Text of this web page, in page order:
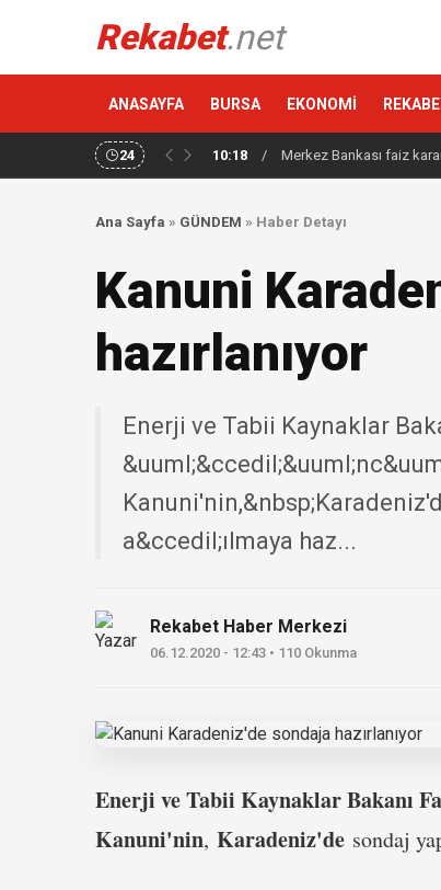
Rekabet.net
ANASAYFA BURSA EKONOMİ
24 10:18 / Merkez Bankası faiz
Ana Sayfa » GÜNDEM » Haber Detayı
Kanuni
hazırlanıyor
Enerji ve Tabii Kaynaklar
a&ccedil;ılmaya haz...
Rekabet Haber Merkezi
06.12.2020 - 12:43 • 110 Okunma
Enerji ve Tabii Kaynaklar Bakanı
Kanuni'nin, Karadeniz'de sondaj